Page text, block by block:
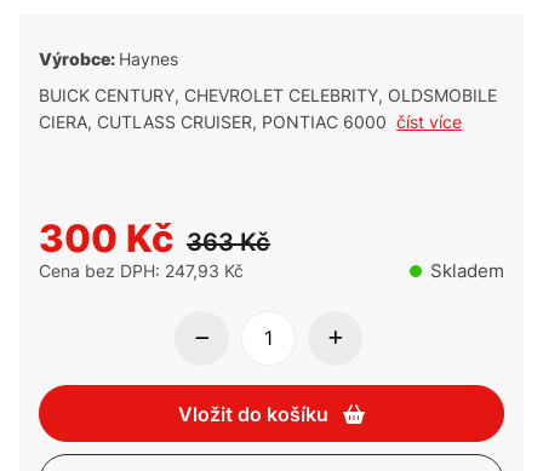
Výrobce: Haynes
BUICK CENTURY, CHEVROLET CELEBRITY, OLDSMOBILE
CIERA, CUTLASS CRUISER, PONTIAC 6000 číst více
300 Kč 363 Kč
Cena bez DPH: 247,93 Kč Skladem
Vložit do košíku